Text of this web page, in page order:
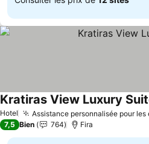
Hotel Assistance personnalisée pour les
Kratiras View Luxury
7,5 Bien 764 Fira